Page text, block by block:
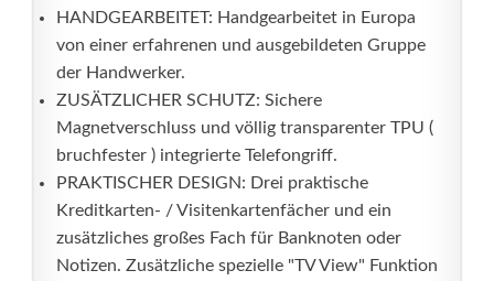
HANDGEARBEITET: Handgearbeitet in Europa
von einer erfahrenen und ausgebildeten Gruppe
der Handwerker.
ZUSÄTZLICHER SCHUTZ: Sichere
Magnetverschluss und völlig transparenter TPU (
bruchfester ) integrierte Telefongriff.
PRAKTISCHER DESIGN: Drei praktische
Kreditkarten- / Visitenkartenfächer und ein
zusätzliches großes Fach für Banknoten oder
Notizen. Zusätzliche spezielle "TV View" Funktion